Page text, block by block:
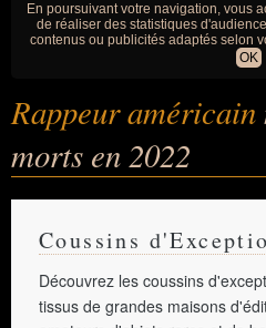
En poursuivant votre navigation, vous
de réaliser des statistiques
contenus ou publicités adaptés selon
OK
Rappeur américain
morts en 2022
Coussins
Découvrez les coussins
tissus de grandes maisons